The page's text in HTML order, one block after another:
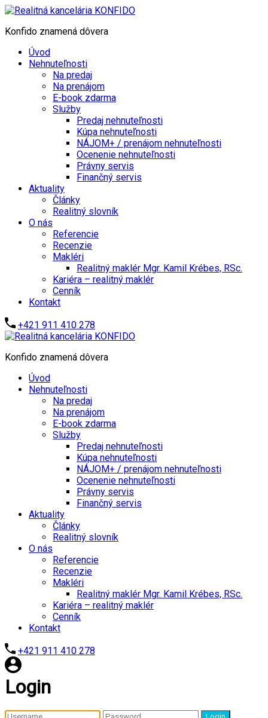
Konfido znamená dôvera
Úvod
Nehnuteľnosti
Na predaj
Na prenájom
E-book zdarma
Služby
Predaj nehnuteľnosti
Kúpa nehnuteľnosti
NÁJOM+ / prenájom nehnuteľnosti
Ocenenie nehnuteľnosti
Právny servis
Finančný servis
Aktuality
Články
Realitný slovník
O nás
Referencie
Recenzie
Makléri
Realitný maklér Mgr. Kamil Krébes, RSc.
Kariéra – realitný maklér
Cenník
Kontakt
+421 911 410 278
Konfido znamená dôvera
Úvod
Nehnuteľnosti
Na predaj
Na prenájom
E-book zdarma
Služby
Predaj nehnuteľnosti
Kúpa nehnuteľnosti
NÁJOM+ / prenájom nehnuteľnosti
Ocenenie nehnuteľnosti
Právny servis
Finančný servis
Aktuality
Články
Realitný slovník
O nás
Referencie
Recenzie
Makléri
Realitný maklér Mgr. Kamil Krébes, RSc.
Kariéra – realitný maklér
Cenník
Kontakt
+421 911 410 278
Login